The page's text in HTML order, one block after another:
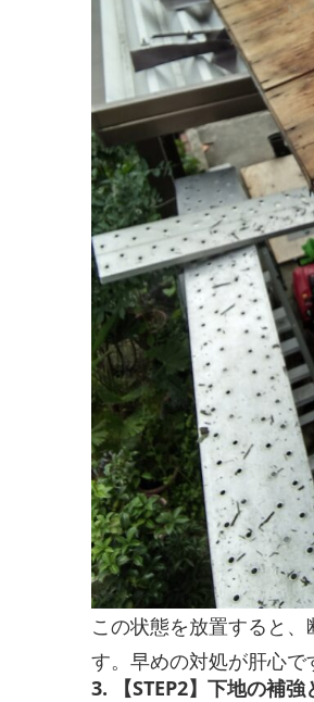
この状態を放置すると
す。早めの対処が肝心で
3. 【STEP2】下地の補強